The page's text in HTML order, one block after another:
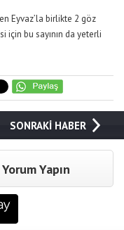
Eyvaz’la birlikte 2 göz
için bu sayının da yeterli
SONRAKİ HABER
Yorum Yapın